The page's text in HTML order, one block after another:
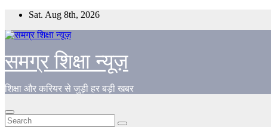
Skip
content
Sat. Aug 8th, 2026
समग्र शिक्षा न्यूज़
शिक्षा और करियर से जुड़ी हर बड़ी खबर